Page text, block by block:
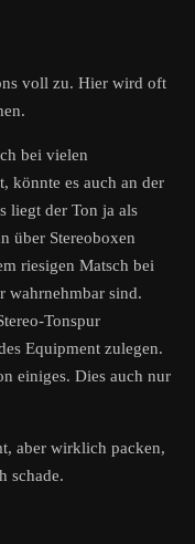
voll zu. Hier wird oft
bei vielen
könnte es auch an der
liegt der Ton ja als
über Stereoboxen
riesigen Matsch bei
wahrnehmbar sind.
Tonspur
Equipment zulegen.
einiges. Dies auch nur
aber wirklich packen,
schade.